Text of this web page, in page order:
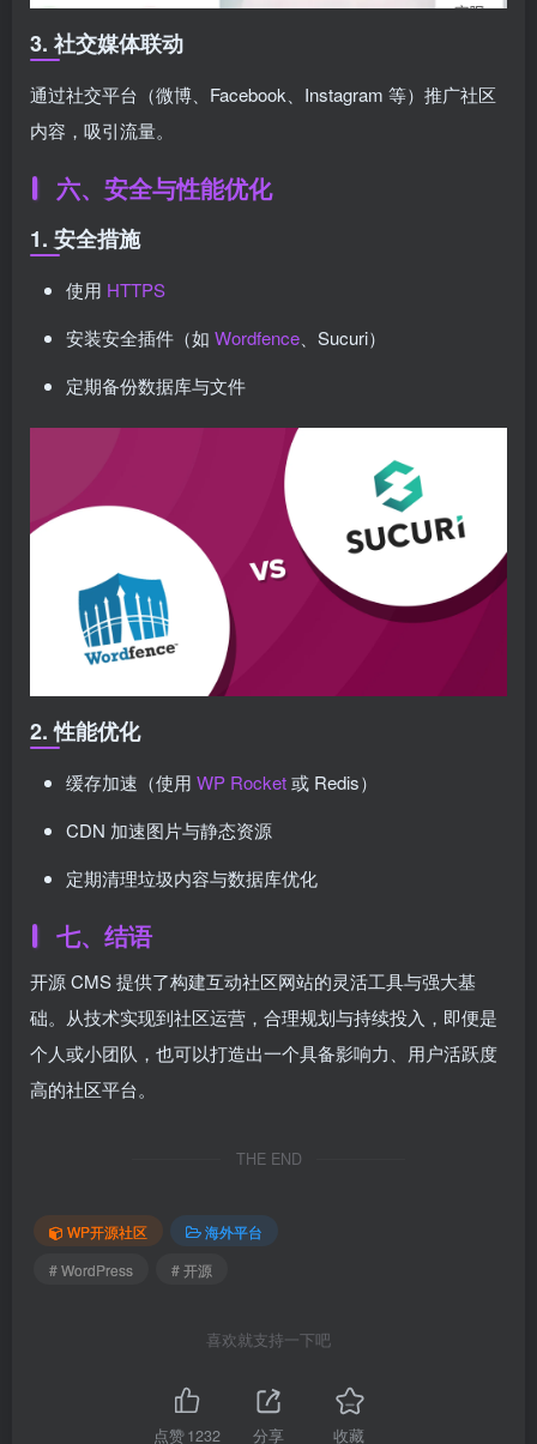
3. 社交媒体联动
通过社交平台（微博、Facebook、Instagram 等）推广社区
内容，吸引流量。
六、安全与性能优化
1. 安全措施
使用 HTTPS
安装安全插件（如 Wordfence 、Sucuri）
定期备份数据库与文件
2. 性能优化
缓存加速（使用 WP Rocket或 Redis）
CDN 加速图片与静态资源
定期清理垃圾内容与数据库优化
七、结语
开源 CMS 提供了构建互动社区网站的灵活工具与强大基
础。从技术实现到社区运营，合理规划与持续投入，即便是
个人或小团队，也可以打造出一个具备影响力、用户活跃度
高的社区平台。
THE END
WP开源社区
海外平台
# WordPress
# 开源
喜欢就支持一下吧
点赞1232 分享 收藏